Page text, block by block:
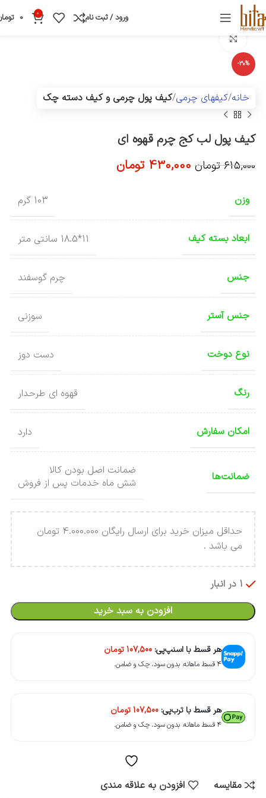
ورود / ثبت نام 0
0
-30%
خانه کیفهای چرمی کیف پول چرمی و کیف دسته چک
کیف پول لب کج چرم قهوه ای
615,000 تومان 430,000 تومان
وزن 103 گرم
ابعاد بسته کیف 11*18.5 سانتی متر
جنس چرم گوسفند
جنس آستر سوزنی
نوع دوخت دست دوز
رنگ قهوه ای طرحدار
امکان سفارش دارد
ضمانت‌ها
ضمانت اصل بودن کالا
شش ماه خدمات پس از فروش
حداقل میزان خرید برای ارسال رایگان 4.000.000 تومان
می باشد .
1 در انبار
افزودن به سبد خرید
هر قسط با اسنپ‌پی: 107,500تومان
۴ قسط ماهانه. بدون سود، چک و ضامن.
هر قسط با ترب‌پی: 107,500تومان
۴ قسط ماهانه. بدون سود، چک و ضامن.
مقایسه افزودن به علاقه مندی